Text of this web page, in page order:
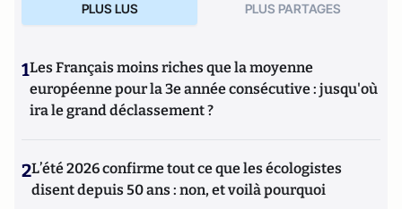
PLUS LUS PLUS PARTAGES
1Les Français moins riches que la moyenne
européenne pour la 3e année consécutive : jusqu'où
ira le grand déclassement ?
2L’été 2026 confirme tout ce que les écologistes
disent depuis 50 ans : non, et voilà pourquoi